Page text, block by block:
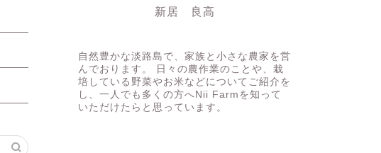
新居 良高
自然豊かな淡路島で、家族と小さな農家を営
んでおります。 日々の農作業のことや、栽
培している野菜やお米などについてご紹介を
し、一人でも多くの方へNii Farmを知って
いただけたらと思っています。